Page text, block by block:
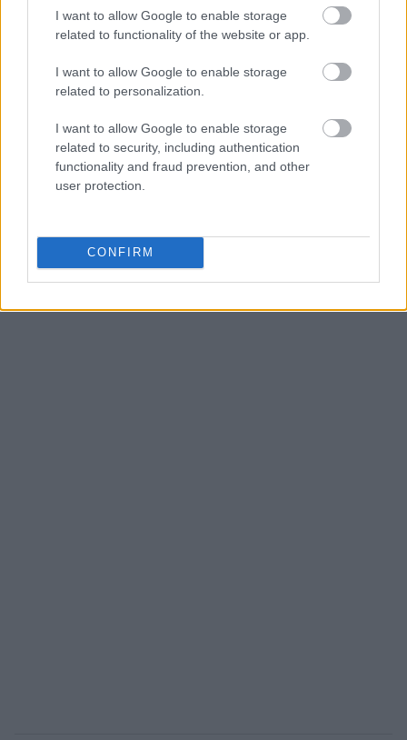
I want to allow Google to enable storage
related to functionality of the website or app.
I want to allow Google to enable storage
related to personalization.
I want to allow Google to enable storage
related to security, including authentication
functionality and fraud prevention, and other
user protection.
CONFIRM